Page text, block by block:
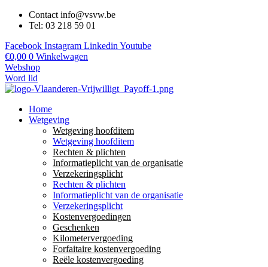
Contact info@vsvw.be
Tel: 03 218 59 01
Facebook Instagram Linkedin Youtube
€0,00 0 Winkelwagen
Webshop
Word lid
Home
Wetgeving
Wetgeving hoofditem
Wetgeving hoofditem
Rechten & plichten
Informatieplicht van de organisatie
Verzekeringsplicht
Rechten & plichten
Informatieplicht van de organisatie
Verzekeringsplicht
Kostenvergoedingen
Geschenken
Kilometervergoeding
Forfaitaire kostenvergoeding
Reële kostenvergoeding